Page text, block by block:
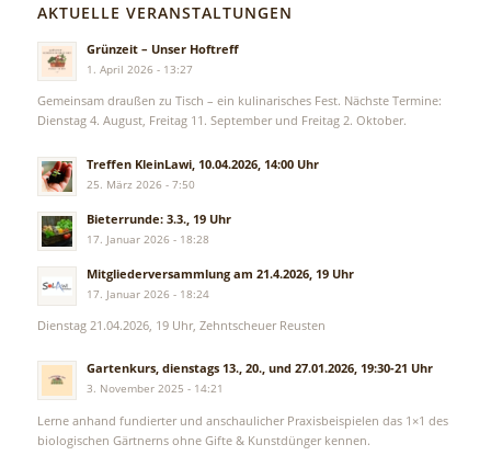
AKTUELLE VERANSTALTUNGEN
Grünzeit – Unser Hoftreff
1. April 2026 - 13:27
Gemeinsam draußen zu Tisch – ein kulinarisches Fest. Nächste Termine:
Dienstag 4. August, Freitag 11. September und Freitag 2. Oktober.
Treffen KleinLawi, 10.04.2026, 14:00 Uhr
25. März 2026 - 7:50
Bieterrunde: 3.3., 19 Uhr
17. Januar 2026 - 18:28
Mitgliederversammlung am 21.4.2026, 19 Uhr
17. Januar 2026 - 18:24
Dienstag 21.04.2026, 19 Uhr, Zehntscheuer Reusten
Gartenkurs, dienstags 13., 20., und 27.01.2026, 19:30-21 Uhr
3. November 2025 - 14:21
Lerne anhand fundierter und anschaulicher Praxisbeispielen das 1×1 des
biologischen Gärtnerns ohne Gifte & Kunstdünger kennen.